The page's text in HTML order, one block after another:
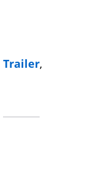
Trailer,